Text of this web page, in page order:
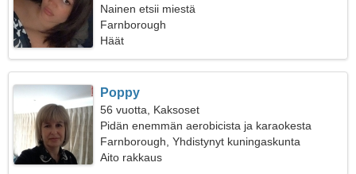
Nainen etsii miestä
Farnborough
Häät
Poppy
56 vuotta, Kaksoset
Pidän enemmän aerobicista ja karaokesta
Farnborough, Yhdistynyt kuningaskunta
Aito rakkaus